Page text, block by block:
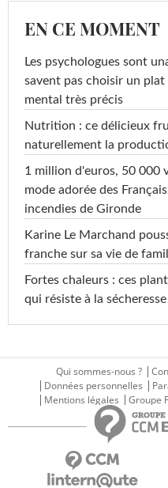
EN CE MOMENT
Les psychologues sont
savent pas choisir un
mental très précis
Nutrition : ce délicieux
naturellement la
1 million d'euros, 50 000
mode adorée des
incendies de Gironde
Karine Le Marchand
franche sur sa vie de
Fortes chaleurs : ces
qui résiste à la sécheresse
Qui sommes-nous ?
Données personnelles
Mentions légales
Groupe